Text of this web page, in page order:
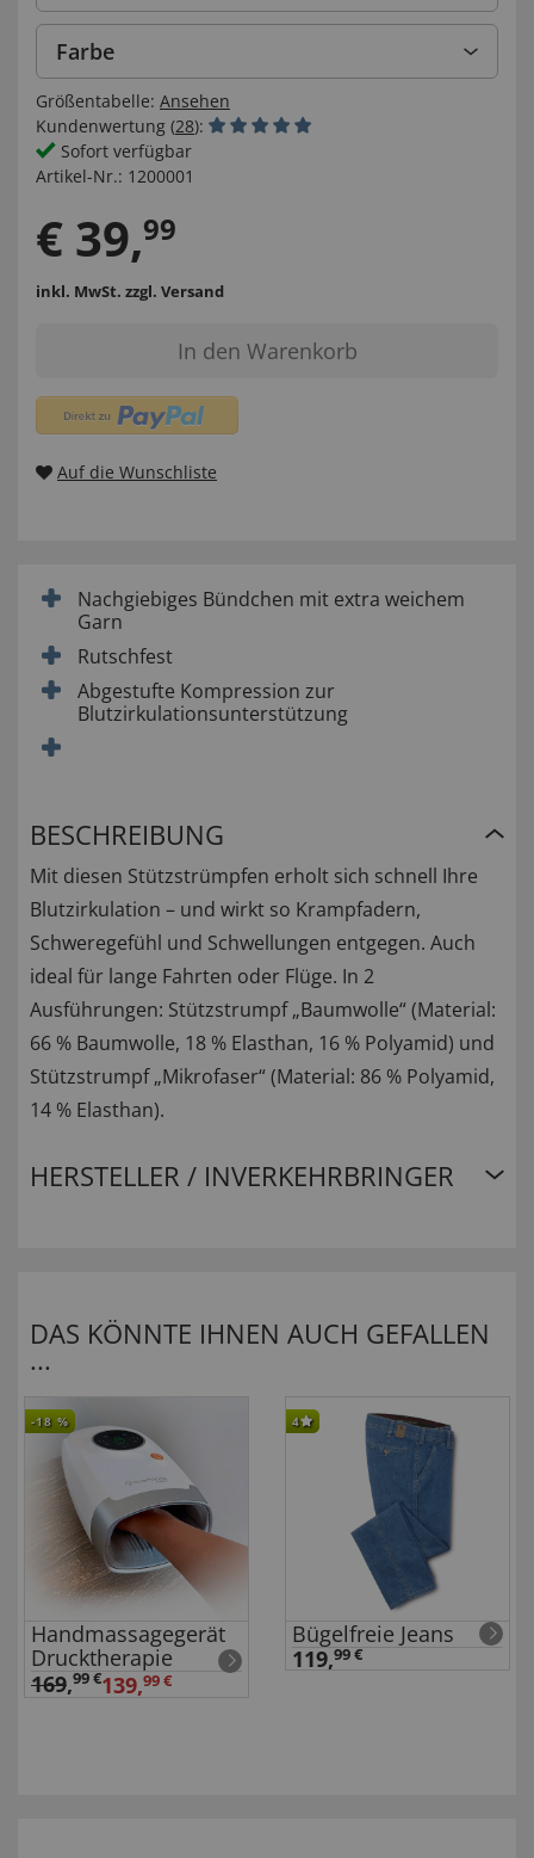
Farbe
Größentabelle: Ansehen
Kundenwertung (28):
Sofort verfügbar
Artikel-Nr.: 1200001
€ 39,99
inkl. MwSt. zzgl. Versand
In den Warenkorb
Auf die Wunschliste
Nachgiebiges Bündchen mit extra weichem
Garn
Rutschfest
Abgestufte Kompression zur
Blutzirkulationsunterstützung
BESCHREIBUNG
Mit diesen Stützstrümpfen erholt sich schnell Ihre
Blutzirkulation – und wirkt so Krampfadern,
Schweregefühl und Schwellungen entgegen. Auch
ideal für lange Fahrten oder Flüge. In 2
Ausführungen: Stützstrumpf „Baumwolle“ (Material:
66 % Baumwolle, 18 % Elasthan, 16 % Polyamid) und
Stützstrumpf „Mikrofaser“ (Material: 86 % Polyamid,
14 % Elasthan).
HERSTELLER / INVERKEHRBRINGER
DAS KÖNNTE IHNEN AUCH GEFALLEN
...
-18 %
Handmassagegerät
Drucktherapie
169,99 €139,99 €
4
Bügelfreie Jeans
119,99 €